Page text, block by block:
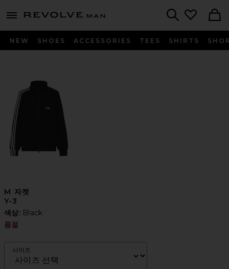
menu - shows more content
Revolve
NEW SHOES ACCESSORIES TEES SHIRTS
M 자켓
Y-3
색상: Black
품절
사이즈